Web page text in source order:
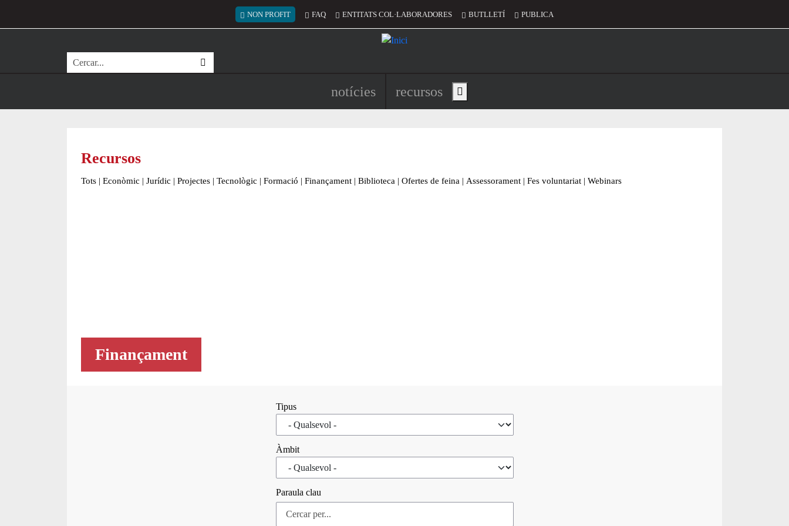
Menú del compte d'usuari
NON PROFIT FAQ ENTITATS COL·LABORADORES BUTLLETÍ PUBLICA
Cerca
Navegació principal de l'encapçalament
notícies recursos Show main menu
Recursos
Tots | Econòmic | Jurídic | Projectes | Tecnològic | Formació | Finançament | Biblioteca | Ofertes de feina | Assessorament | Fes voluntariat | Webinars
Finançament
Tipus
Àmbit
Paraula clau